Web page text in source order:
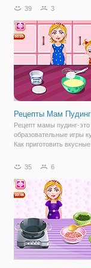
тем не менее, они знают,
нашими любимчиками
Наверняка хоть
39 3
Рецепты Мам Пудинг
Рецепт мамы пудинг-это
образовательные игры
Как приготовить
между банановый
ингредиенты, чтобы
пудинг смесь в
35 6